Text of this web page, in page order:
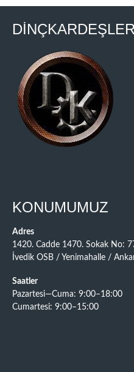
KONUMUMUZ
Adres
1420. Cadde 1470. Sokak No:
İvedik OSB / Yenimahalle /
Saatler
Pazartesi—Cuma: 9:00–18:00
Cumartesi: 9:00–15:00